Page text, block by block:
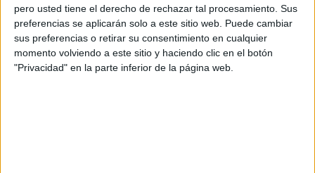
pero usted tiene el derecho de rechazar tal procesamiento. Sus
preferencias se aplicarán solo a este sitio web. Puede cambiar
sus preferencias o retirar su consentimiento en cualquier
momento volviendo a este sitio y haciendo clic en el botón
"Privacidad" en la parte inferior de la página web.
Lo cierto es que nadie conoce al diseñador de la
etiqueta de la sopa Campbell, pero si al que le
puso un marco y lo colgó en la pared,
probablemente Warhol sea uno de los más